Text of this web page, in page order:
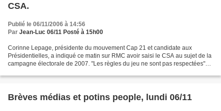
CSA.
Publié le 06/11/2006 à 14:56
Par Jean-Luc 06/11 Posté à 15h00
Corinne Lepage, présidente du mouvement Cap 21 et candidate aux
Présidentielles, a indiqué ce matin sur RMC avoir saisi le CSA au sujet de la
campagne électorale de 2007. "Les règles du jeu ne sont pas respectées"
Brèves médias et potins people, lundi 06/11